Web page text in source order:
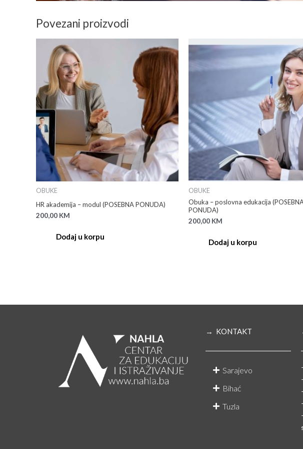
Povezani proizvodi
OBUKE
HR akademija – modul (POSEBNA PONUDA)
200,00 KM
Dodaj u korpu
OBUKE
Obuka – poslovna edukacija
PONUDA)
200,00 KM
Dodaj u korpu
→ KONTAKT
Sarajevo
Bihać
Tuzla